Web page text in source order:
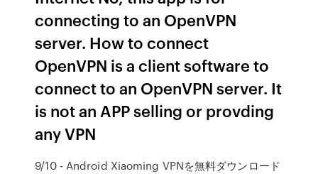
connecting to an OpenVPN
server. How to connect
OpenVPN is a client software to
connect to an OpenVPN server. It
is not an APP selling or provding
any VPN
9/10 - Android Xiaoming VPNを無料ダウンロード